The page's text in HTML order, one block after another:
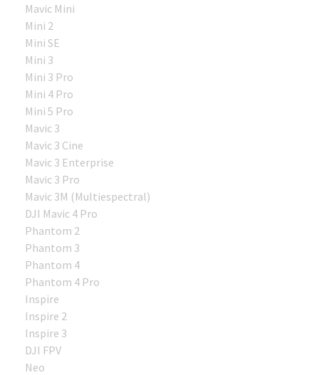
Mavic Mini
Mini 2
Mini SE
Mini 3
Mini 3 Pro
Mini 4 Pro
Mini 5 Pro
Mavic 3
Mavic 3 Cine
Mavic 3 Enterprise
Mavic 3 Pro
Mavic 3M (Multiespectral)
DJI Mavic 4 Pro
Phantom 2
Phantom 3
Phantom 4
Phantom 4 Pro
Inspire
Inspire 2
Inspire 3
DJI FPV
Neo